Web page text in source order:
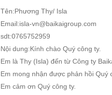
TRANG CHỦ
Tên:Phương Thy/ Isla
Email:isla-vn@baikaigroup.com
sdt:0765752959
Nội dung:Kính chào Quý công ty.
Em là Thy (Isla) đến từ Công ty
Em mong nhận được phản hồi
Em cảm ơn Quý công ty.